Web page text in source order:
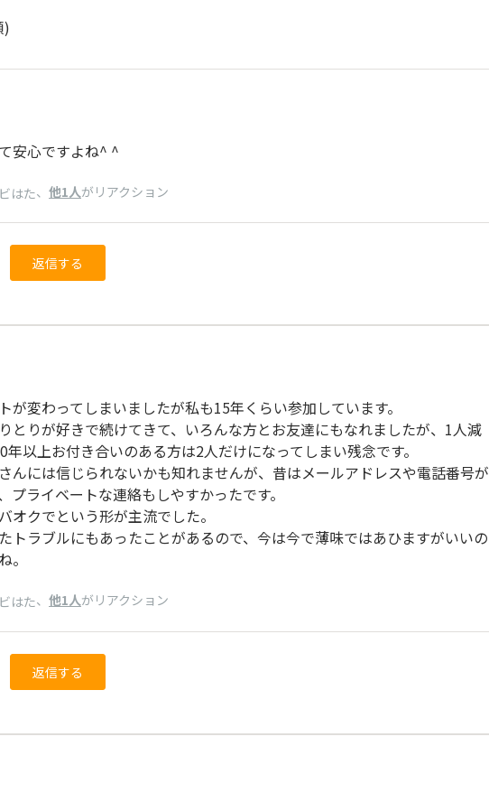
)
安心ですよね^ ^
はた、 他1人がリアクション
返信する
が変わってしまいましたが私も15年くらい参加しています。
とりが好きで続けてきて、いろんな方とお友達にもなれましたが、1人減
以上お付き合いのある方は2人だけになってしまい残念です。
んには信じられないかも知れませんが、昔はメールアドレスや電話番号が
プライベートな連絡もしやすかったです。
オクでという形が主流でした。
トラブルにもあったことがあるので、今は今で薄味ではあひますがいいの
。
はた、 他1人がリアクション
返信する